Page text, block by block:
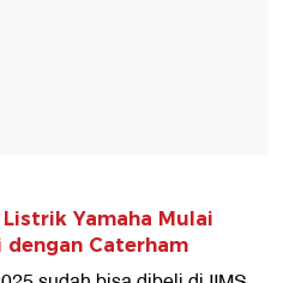
Yamaha Mulai
dengan Caterham